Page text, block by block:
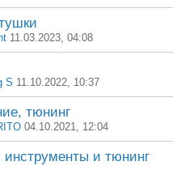
11.03.2023, 04:08
S 11.10.2022, 10:37
тюнинг
04.10.2021, 12:04
и тюнинг